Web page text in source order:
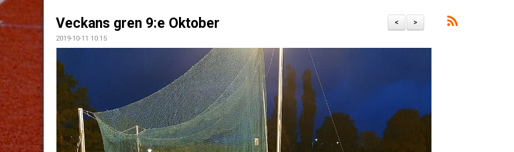
>
<
Veckans gren 9:e Oktober
2019-10-11 10:15